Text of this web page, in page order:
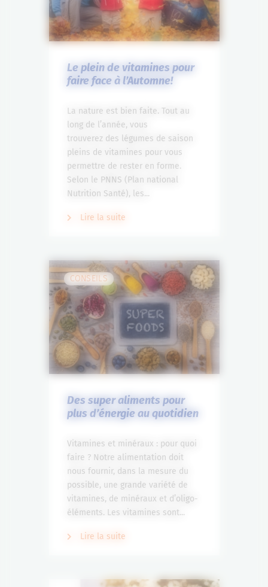
Le plein de vitamines pour
faire face à l’Automne!
La nature est bien faite. Tout au
long de l’année, vous
trouverez des légumes de saison
pleins de vitamines pour vous
permettre de rester en forme.
Selon le PNNS (Plan national
Nutrition Santé), les...
Lire la suite
CONSEILS
Des super aliments pour
plus d’énergie au quotidien
Vitamines et minéraux : pour quoi
faire ? Notre alimentation doit
nous fournir, dans la mesure du
possible, une grande variété de
vitamines, de minéraux et d’oligo-
éléments. Les vitamines sont...
Lire la suite